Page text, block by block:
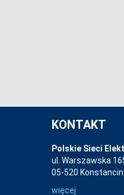
KONTAKT
Polskie Sieci
ul. Warszawska
05-520
więcej